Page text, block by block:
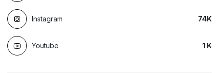
Instagram 74K
Youtube 1 K